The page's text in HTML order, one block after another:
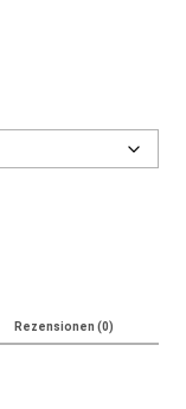
Rezensionen (0)